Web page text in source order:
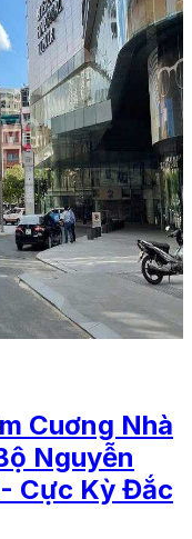
Cuơng Nhà
Nguyễn
Cực Kỳ Đắc